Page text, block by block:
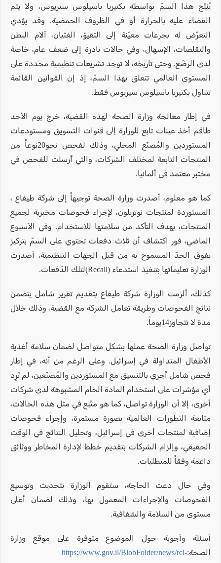
يُنتَج هذا السمّ بواسطة بكتيريا باسيلوس سيريوس، ولا يتم
القضاء عليه بالحرارة أو في الظروف الحمضية. وقد يؤدي
التعرّض له بجرعات معيّنة إلى التقيؤ، الغثيان، آلام البطن
والتقلصات، الإسهال، وفي حالات نادرة إلى ضعف عام، خاصة
لدى الرضّع. وحتى تاريخه، لا توجد تشريعات تنظيمية محددة على
المستوى العالمي تتعلق بهذا السمّ، إذ إن القوانين القائمة
تتناول بكتيريا باسيلوس سيريوس فقط.
في إطار معالجة وزارة الصحة لهذه القضية، خرج يوم الأحد
طاقم أخذ عينات تابع للوزارة إلى قنوات التسويق ومستودعات
المستوردين والمُصنّع المحلي، وذلك لفحص نحو20نوعاً من
المنتجات التابعة لمختلف الشركات، والتي أُرسلت للفحص في
مختبر معتمد في ألمانيا.
كما هو معلوم، أصدرت وزارة الصحة توجيهاً إلى شركة طيفاع ،
المستوردة لمنتجات نوتريلون، لإجراء فحوصات مخبرية لجميع
المنتجات، بهدف التأكد من سلامتها للاستخدام. وفي الأسبوع
الماضي، فور اكتشاف أن ثلاث دفعات تحتوي على السمّ بتركيز
يفوق الحدّ المسموح به من قبل الجهات التنظيمية، أصدرت
الوزارة تعليماتها بتنفيذ استدعاء (Recall)لتلك الدُفعات.
كذلك، ألزمت الوزارة شركة طيفاع بتقديم تقرير شامل يتضمن
نتائج الفحوصات وطريقة تعامل الشركة مع القضية، وذلك خلال
مدة لا تتجاوز14يوماً.
تواصل وزارة الصحة عملها بشكل متواصل لضمان سلامة أغذية
الأطفال المتداولة في إسرائيل. وعلى الرغم من أنه، في إطار
فحص شامل أُجري بالتنسيق مع المستوردين والمُصنّعين، لم تَرِد
أي مؤشرات على استخدام المادة الخام المشبوهة لدى شركات
أخرى، إلا أن الوزارة تواصل، كما هو متّبع في مثل هذه الحالات،
متابعة التطورات العالمية بصورة مستمرة، وإجراء فحوصات
إضافية لمنتجات أخرى في إسرائيل، وتحليل النتائج في الوقت
الحقيقي، وإلزام الشركات بتقديم خطط لإدارة المخاطر ووثائق
داعمة وفقاً للمتطلبات.
وفي حال دعت الحاجة، ستقوم الوزارة بتحديث وتوسيع
الفحوصات والإجراءات المعمول بها، وذلك لضمان أعلى
مستوى من السلامة والشفافية.
أسئلة وأجوبة حول الموضوع متوفرة على موقع وزارة
الصحة:https://www.gov.il/BlobFolder/news/rcl-